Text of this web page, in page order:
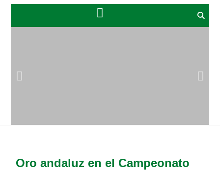
Oro andaluz en el Campeonato